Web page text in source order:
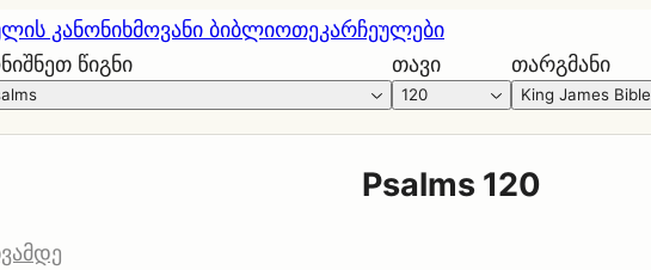
კანონიხმოვანი ბიბლიოთეკარჩეულები
წიგნი თავი
120
თარგმანი
King James Bible
Psalms 120